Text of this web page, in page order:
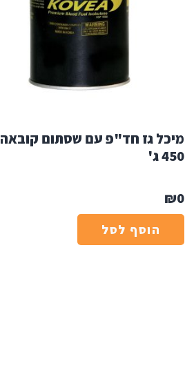
₪0
מיכל גז חד"פ עם שסתום קובאה
450 ג'
הוסף לסל